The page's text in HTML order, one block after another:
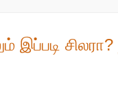
இப்படி